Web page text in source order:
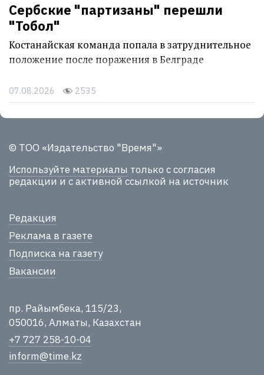
Сербские "партизаны" перешли
"Тобол"
Костанайская команда попала в затруднительное
положение после поражения в Белграде
07.08.2026 2535
© ТОО «Издательство "Время"»
Используйте материалы только с согласия
редакции и с активной ссылкой на источник
Редакция
Реклама в газете
Подписка на газету
Вакансии
пр. Райымбека, 115/23,
050016, Алматы, Казахстан
+7 727 258-10-04
inform@time.kz